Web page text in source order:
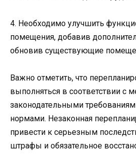
4. Необходимо улучшить
помещения, добавив
обновив существующие
Важно отметить, что
выполняться в соответствии с
законодательными
нормами. Незаконная
привести к серьезным
штрафы и обязательное